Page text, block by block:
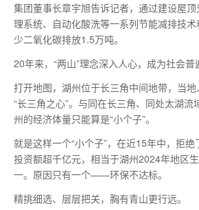
集团董事长章宇旭告诉记者，通过建设屋
理系统、自动化酸洗等一系列节能减排技
少二氧化碳排放1.5万吨。
20年来，“两山”理念深入人心，成为社会普
打开地图，湖州位于长三角中间地带，当
“长三角之心”。与同在长三角、同处太湖流
州的经济体量只能算是“小个子”。
就是这样一个“小个子”，在近15年中，拒
投资额超千亿元，相当于湖州2024年地区
一。原因只有一个——环保不达标。
精挑细选、层层把关，胸有青山更行远。